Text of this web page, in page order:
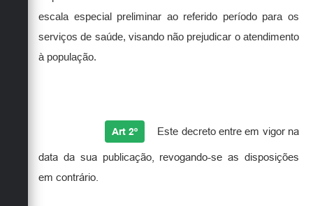
escala especial preliminar ao referido período para os
serviços de saúde, visando não prejudicar o atendimento
à população.
Art 2º Este decreto entre em vigor na
data da sua publicação, revogando-se as disposições
em contrário.